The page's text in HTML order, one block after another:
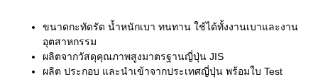
ขนาดกะทัดรัด น้ำหนักเบา ทนทาน ใช้ได้ทั้งงานเบาและงาน
อุตสาหกรรม
ผลิตจากวัสดุคุณภาพสูงมาตรฐานญี่ปุ่น JIS
ผลิต ประกอบ และนำเข้าจากประเทศญี่ปุ่น พร้อมใบ Test